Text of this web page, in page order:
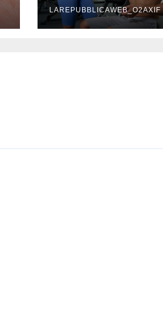
potrebbe
consolarsi con
LAREPUBBLICAWEB_O2AXIF